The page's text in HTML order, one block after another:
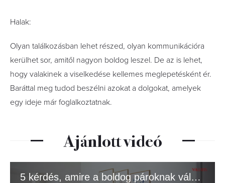
Halak:
Olyan találkozásban lehet részed, olyan kommunikációra
kerülhet sor, amitől nagyon boldog leszel. De az is lehet,
hogy valakinek a viselkedése kellemes meglepetésként ér.
Baráttal meg tudod beszélni azokat a dolgokat, amelyek
egy ideje már foglalkoztatnak.
Ajánlott videó
5 kérdés, amire a boldog pároknak válaszolnia kell